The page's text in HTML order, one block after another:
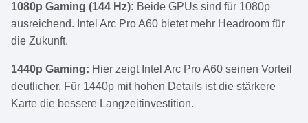
1080p Gaming (144 Hz): Beide GPUs sind für 1080p
ausreichend. Intel Arc Pro A60 bietet mehr Headroom für
die Zukunft.
1440p Gaming: Hier zeigt Intel Arc Pro A60 seinen Vorteil
deutlicher. Für 1440p mit hohen Details ist die stärkere
Karte die bessere Langzeitinvestition.